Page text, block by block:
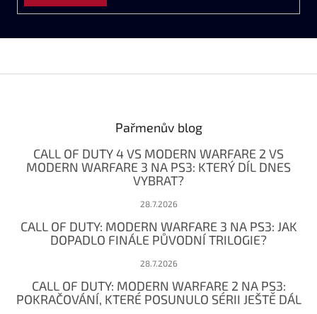
Pařmenův blog
CALL OF DUTY 4 VS MODERN WARFARE 2 VS
MODERN WARFARE 3 NA PS3: KTERÝ DÍL DNES
VYBRAT?
28.7.2026
CALL OF DUTY: MODERN WARFARE 3 NA PS3: JAK
DOPADLO FINÁLE PŮVODNÍ TRILOGIE?
28.7.2026
CALL OF DUTY: MODERN WARFARE 2 NA PS3:
POKRAČOVÁNÍ, KTERÉ POSUNULO SÉRII JEŠTĚ DÁL